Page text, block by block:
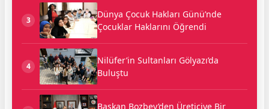
3
Dünya Çocuk Hakları Günü’nde
Çocuklar Haklarını Öğrendi
4
Nilüfer’in Sultanları Gölyazı’da
Buluştu
Başkan Bozbey’den Üreticiye Bir